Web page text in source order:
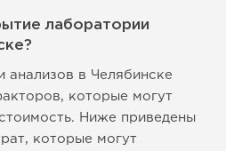
лаборатории
анализов в Челябинске
которые могут
Ниже приведены
которые могут